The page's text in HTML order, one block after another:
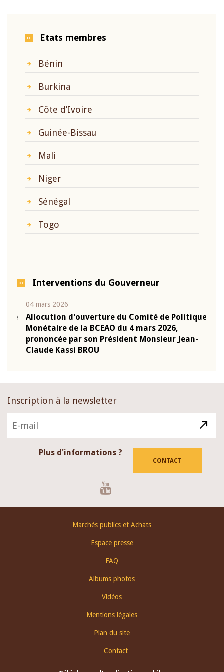
Etats membres
Bénin
Burkina
Côte d’Ivoire
Guinée-Bissau
Mali
Niger
Sénégal
Togo
Interventions du Gouverneur
04 mars 2026
Allocution d'ouverture du Comité de Politique
Monétaire de la BCEAO du 4 mars 2026,
prononcée par son Président Monsieur Jean-
Claude Kassi BROU
Inscription à la newsletter
Plus d'informations ?
CONTACT
Marchés publics et Achats
Espace presse
FAQ
Albums photos
Vidéos
Mentions légales
Plan du site
Contact